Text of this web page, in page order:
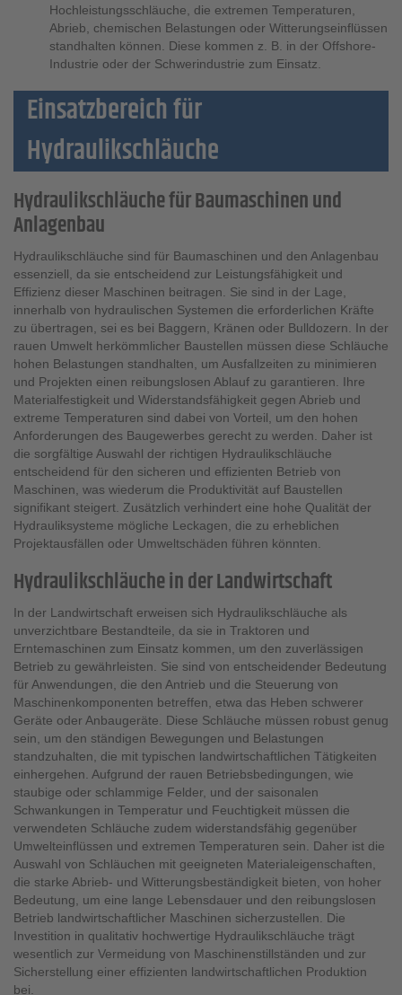
Hochleistungsschläuche, die extremen Temperaturen,
Abrieb, chemischen Belastungen oder Witterungseinflüssen
standhalten können. Diese kommen z. B. in der Offshore-
Industrie oder der Schwerindustrie zum Einsatz.
Einsatzbereich für
Hydraulikschläuche
Hydraulikschläuche für Baumaschinen und
Anlagenbau
Hydraulikschläuche sind für Baumaschinen und den Anlagenbau
essenziell, da sie entscheidend zur Leistungsfähigkeit und
Effizienz dieser Maschinen beitragen. Sie sind in der Lage,
innerhalb von hydraulischen Systemen die erforderlichen Kräfte
zu übertragen, sei es bei Baggern, Kränen oder Bulldozern. In der
rauen Umwelt herkömmlicher Baustellen müssen diese Schläuche
hohen Belastungen standhalten, um Ausfallzeiten zu minimieren
und Projekten einen reibungslosen Ablauf zu garantieren. Ihre
Materialfestigkeit und Widerstandsfähigkeit gegen Abrieb und
extreme Temperaturen sind dabei von Vorteil, um den hohen
Anforderungen des Baugewerbes gerecht zu werden. Daher ist
die sorgfältige Auswahl der richtigen Hydraulikschläuche
entscheidend für den sicheren und effizienten Betrieb von
Maschinen, was wiederum die Produktivität auf Baustellen
signifikant steigert. Zusätzlich verhindert eine hohe Qualität der
Hydrauliksysteme mögliche Leckagen, die zu erheblichen
Projektausfällen oder Umweltschäden führen könnten.
Hydraulikschläuche in der Landwirtschaft
In der Landwirtschaft erweisen sich Hydraulikschläuche als
unverzichtbare Bestandteile, da sie in Traktoren und
Erntemaschinen zum Einsatz kommen, um den zuverlässigen
Betrieb zu gewährleisten. Sie sind von entscheidender Bedeutung
für Anwendungen, die den Antrieb und die Steuerung von
Maschinenkomponenten betreffen, etwa das Heben schwerer
Geräte oder Anbaugeräte. Diese Schläuche müssen robust genug
sein, um den ständigen Bewegungen und Belastungen
standzuhalten, die mit typischen landwirtschaftlichen Tätigkeiten
einhergehen. Aufgrund der rauen Betriebsbedingungen, wie
staubige oder schlammige Felder, und der saisonalen
Schwankungen in Temperatur und Feuchtigkeit müssen die
verwendeten Schläuche zudem widerstandsfähig gegenüber
Umwelteinflüssen und extremen Temperaturen sein. Daher ist die
Auswahl von Schläuchen mit geeigneten Materialeigenschaften,
die starke Abrieb- und Witterungsbeständigkeit bieten, von hoher
Bedeutung, um eine lange Lebensdauer und den reibungslosen
Betrieb landwirtschaftlicher Maschinen sicherzustellen. Die
Investition in qualitativ hochwertige Hydraulikschläuche trägt
wesentlich zur Vermeidung von Maschinenstillständen und zur
Sicherstellung einer effizienten landwirtschaftlichen Produktion
bei.